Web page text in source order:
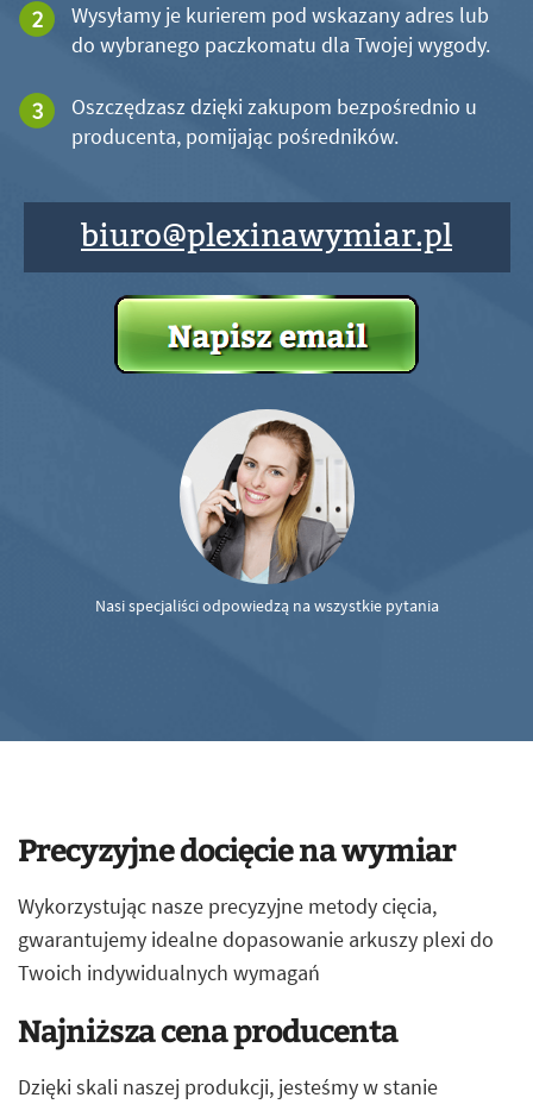
Wysyłamy je kurierem pod wskazany adres lub
do wybranego paczkomatu dla Twojej wygody.
Oszczędzasz dzięki zakupom bezpośrednio u
producenta, pomijając pośredników.
biuro@plexinawymiar.pl
Nasi specjaliści odpowiedzą na wszystkie pytania
Precyzyjne docięcie na wymiar
Wykorzystując nasze precyzyjne metody cięcia,
gwarantujemy idealne dopasowanie arkuszy plexi do
Twoich indywidualnych wymagań
Najniższa cena producenta
Dzięki skali naszej produkcji, jesteśmy w stanie